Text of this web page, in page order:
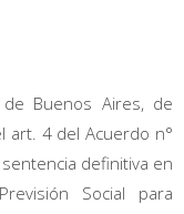
Buenos Aires, de
art. 4 del Acuerdo n°
definitiva en
Social para